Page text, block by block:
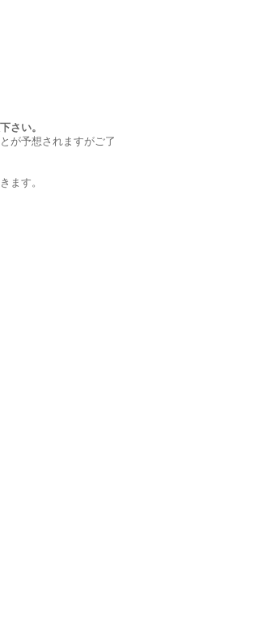
さい。
が予想されますがご了
ます。